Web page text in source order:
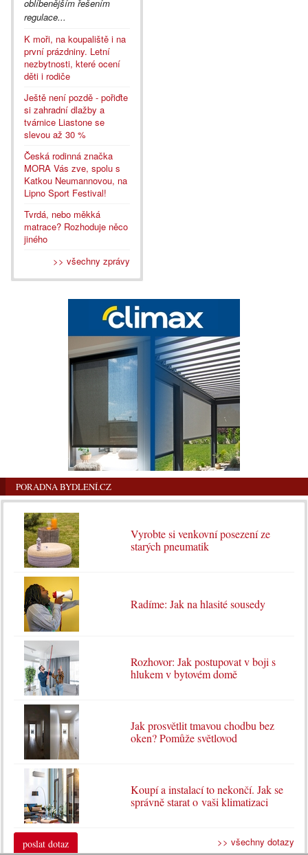
oblíbenějším řešením
regulace...
K moři, na koupaliště i na
první prázdniny. Letní
nezbytnosti, které ocení
děti i rodiče
Ještě není pozdě - pořiďte
si zahradní dlažby a
tvárnice Liastone se
slevou až 30 %
Česká rodinná značka
MORA Vás zve, spolu s
Katkou Neumannovou, na
Lipno Sport Festival!
Tvrdá, nebo měkká
matrace? Rozhoduje něco
jiného
>> všechny zprávy
PORADNA BYDLENÍ.CZ
Vyrobte si venkovní posezení ze
starých pneumatik
Radíme: Jak na hlasité sousedy
Rozhovor: Jak postupovat v boji s
hlukem v bytovém domě
Jak prosvětlit tmavou chodbu bez
oken? Pomůže světlovod
Koupí a instalací to nekončí. Jak se
správně starat o vaši klimatizaci
poslat dotaz >> všechny dotazy